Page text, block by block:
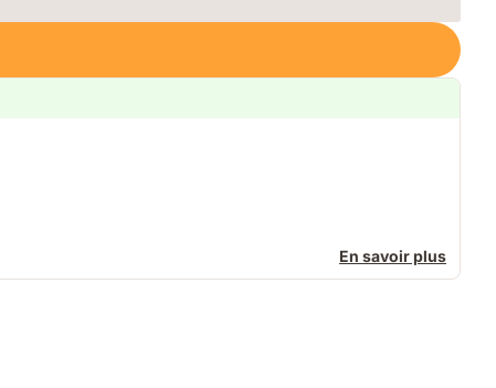
En savoir plus